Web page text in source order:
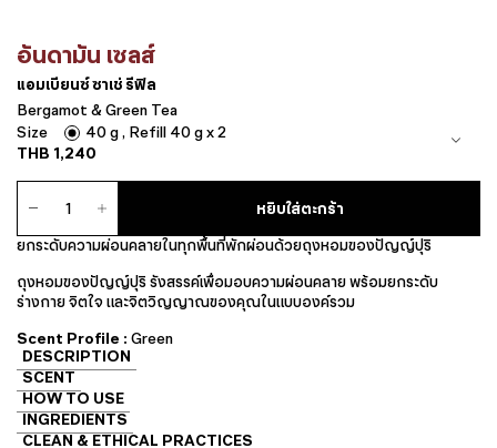
อันดามัน เซลส์
แอมเบียนซ์ ซาเช่ รีฟิล
Bergamot & Green Tea
Size
40 g , Refill 40 g x 2
THB 1,240
จำนวน
แอ
เบียน
ซา
เช่
รี
ฟิล
ชิ้น
หยิบใส่ตะกร้า
ยกระดับความผ่อนคลายในทุกพื้นที่พักผ่อนด้วยถุงหอมของปัญญ์ปุริ
ถุงหอมของปัญญ์ปุริ รังสรรค์เพื่อมอบความผ่อนคลาย พร้อมยกระดับ
ร่างกาย จิตใจ และจิตวิญญาณของคุณในแบบองค์รวม
Scent Profile :Green
DESCRIPTION
SCENT
HOW TO USE
INGREDIENTS
CLEAN & ETHICAL PRACTICES